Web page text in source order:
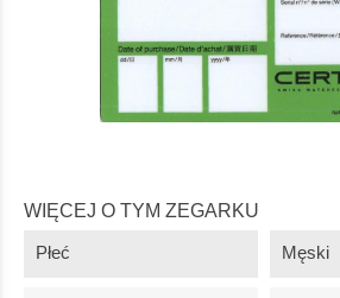
WIĘCEJ O TYM ZEGARKU
Płeć Męski